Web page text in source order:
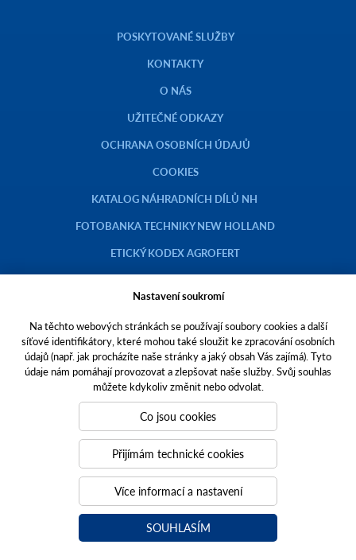
POSKYTOVANÉ SLUŽBY
KONTAKTY
O NÁS
UŽITEČNÉ ODKAZY
OCHRANA OSOBNÍCH ÚDAJŮ
COOKIES
KATALOG NÁHRADNÍCH DÍLŮ NH
FOTOBANKA TECHNIKY NEW HOLLAND
ETICKÝ KODEX AGROFERT
Copyright © 2023 AGROTEC a.s.
Toto jsou internetové stránky společnosti AGROTEC a. s., se sídlem v
Hustopečích, Brněnská 74, PSČ 69301, IČO 00544957,
zapsané v OR vedeném Krajským soudem v Brně, oddíl B, vložka 138.
Společnost AGROTEC a.s. je členem koncernu AGROFERT řízeného
společností AGROFERT, a.s.,
IČO 26185610, se sídlem na adrese Pyšelská 2327/2, Chodov, 149 00
Praha 4.
webové portály, které vám pomáhají růst. Jsme
PUXdesign.
grotectrucks.cz
a-finance.cz
kariéra v Agrotec a.s.
Nastavení soukromí
Na těchto webových stránkách se používají soubory cookies a další
síťové identifikátory, které mohou také sloužit ke zpracování osobních
údajů (např. jak procházíte naše stránky a jaký obsah Vás zajímá). Tyto
údaje nám pomáhají provozovat a zlepšovat naše služby. Svůj souhlas
můžete kdykoliv změnit nebo odvolat.
Co jsou cookies
Přijímám technické cookies
Více informací a nastavení
SOUHLASÍM